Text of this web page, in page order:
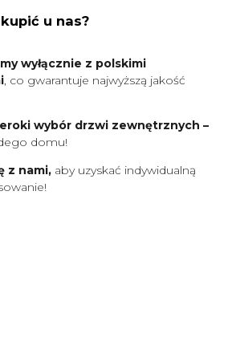
u nas?
wyłącznie z polskimi
, co gwarantuje najwyższą jakość
wybór drzwi zewnętrznych –
domu!
z nami, aby uzyskać indywidualną